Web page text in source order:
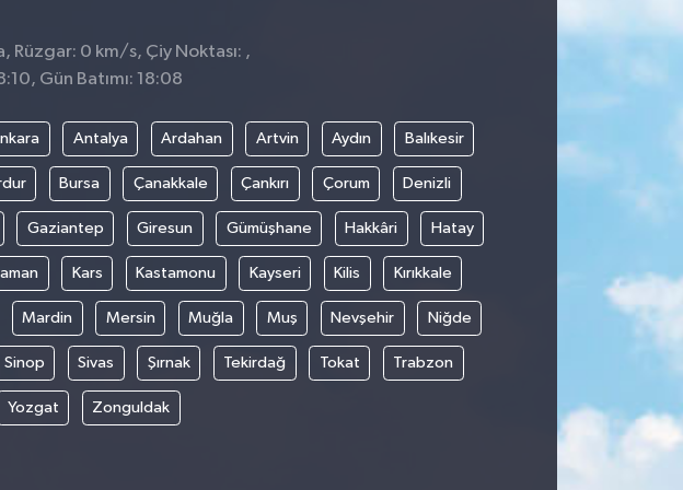
Rüzgar: 0 km/s, Çiy Noktası: ,
Gün Batımı: 18:08
Antalya Ardahan Artvin Aydın Balıkesir
Bursa Çanakkale Çankırı Çorum Denizli
Gaziantep Giresun Gümüşhane Hakkâri Hatay
Kars Kastamonu Kayseri Kilis Kırıkkale
Mardin Mersin Muğla Muş Nevşehir Niğde
Sinop Sivas Şırnak Tekirdağ Tokat Trabzon
Yozgat Zonguldak